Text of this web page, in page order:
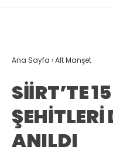
Ana Sayfa ›Alt Manşet
SİİRT’TE
ANILDI